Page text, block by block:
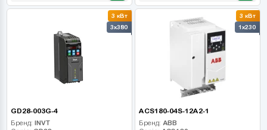
3 кВт
3x380
GD28-003G-4
Бренд: INVT
3 кВт
1x230
ACS180-04S-12A2-1
Бренд: ABB